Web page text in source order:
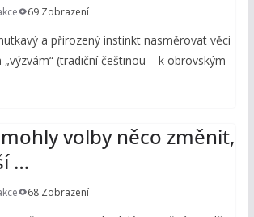
69 Zobrazení
a přirozený instinkt nasměrovat věci
(tradiční češtinou – k obrovským
volby něco změnit,
…
68 Zobrazení